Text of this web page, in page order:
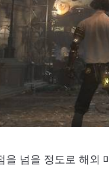
을 넘을 정도로 해외